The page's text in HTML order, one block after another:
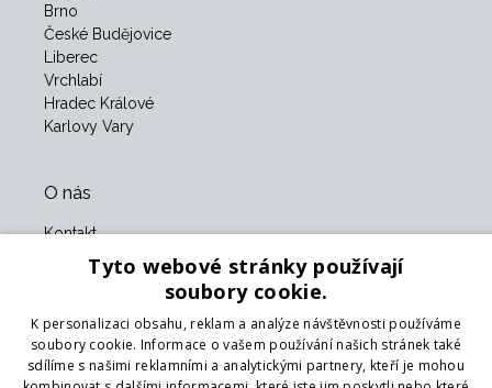
Brno
České Budějovice
Liberec
Vrchlabí
Hradec Králové
Karlovy Vary
O nás
Kontakt
Obchodní podmínky
Naši partneři
Formulář pro vrácení zboží
Tyto webové stránky používají
soubory cookie.
K personalizaci obsahu, reklam a analýze návštěvnosti používáme
soubory cookie. Informace o vašem používání našich stránek také
sdílíme s našimi reklamními a analytickými partnery, kteří je mohou